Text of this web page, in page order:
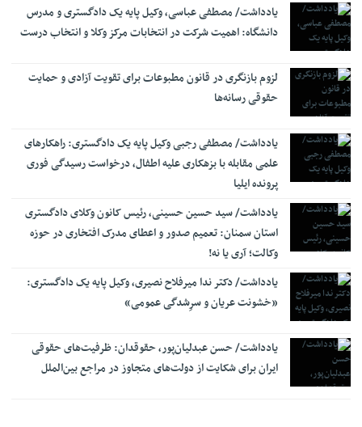
16:50
منتظری: حضور نماینده دادستان در پرونده‌های حقوق عامه و
بیت‌المال الزامی است
11:18 نسق زراعی چه حقوقی برای زارعان ایجاد می‌کند؟
یادداشت/ مصطفی عباسی، وکیل پایه یک دادگستری و مدرس
دانشگاه: اهمیت شرکت در انتخابات مرکز وکلا ‌و انتخاب درست
لزوم بازنگری در قانون مطبوعات برای تقویت آزادی و حمایت
حقوقی رسانه‌ها
یادداشت/ مصطفی رجبی وکیل پایه یک دادگستری: راهکارهای
علمی مقابله با بزهکاری علیه اطفال، درخواست رسیدگی فوری
پرونده ایلیا
یادداشت/ سید حسین حسینی، رئیس کانون وکلای دادگستری
استان سمنان: تعمیم صدور و اعطای مدرک افتخاری در حوزه
وکالت؛ آری یا نه!
یادداشت/ دکتر ندا میرفلاح نصیری، وکیل پایه یک دادگستری:
«خشونت عریان و سرِشدگی عمومی»
یادداشت/ حسن عبدلیان‌پور، حقوقدان: ظرفیت‌های حقوقی
ایران برای شکایت از دولت‌های متجاوز در مراجع بین‌الملل